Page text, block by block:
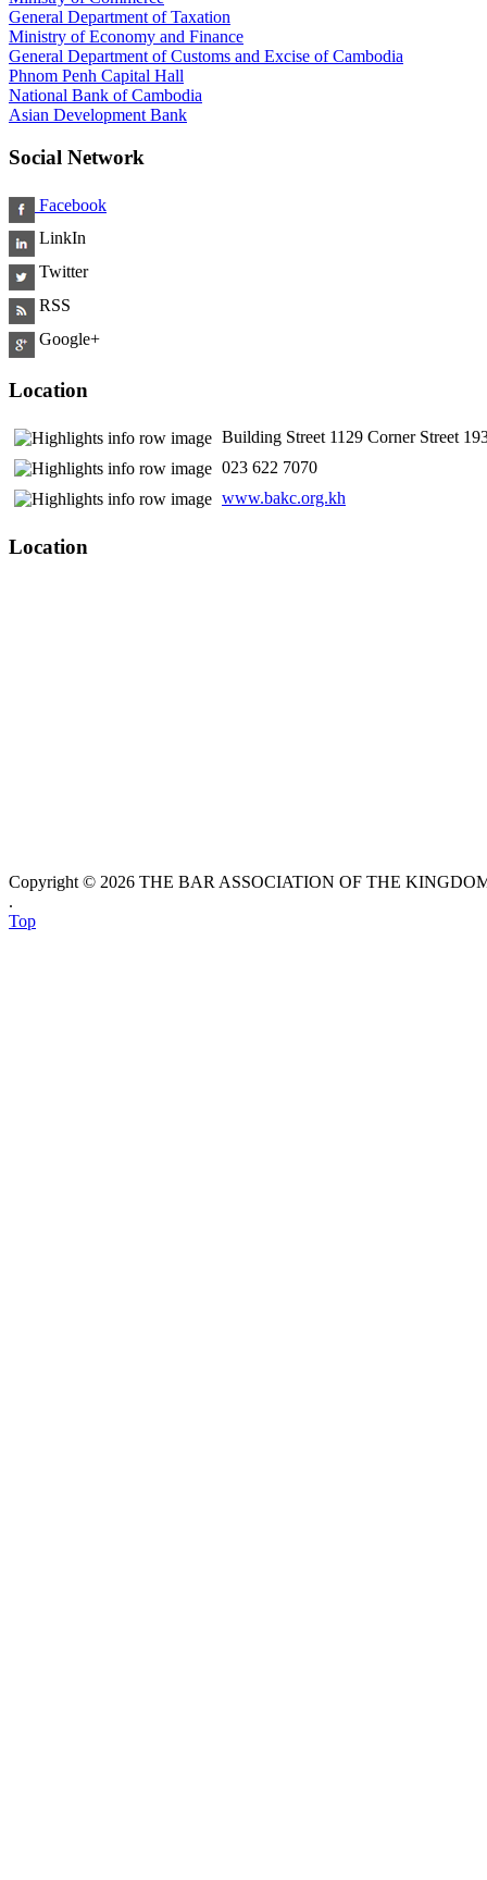
General Department of Taxation
Ministry of Economy and Finance
General Department of Customs and Excise of Cambodia
Phnom Penh Capital Hall
National Bank of Cambodia
Asian Development Bank
Social Network
Facebook
LinkIn
Twitter
RSS
Google+
Location
Building Street 1129 Corner Street
​ 023 622 7070
www.bakc.org.kh
Location
Copyright © 2026 THE BAR ASSOCIATION OF THE
.
Top